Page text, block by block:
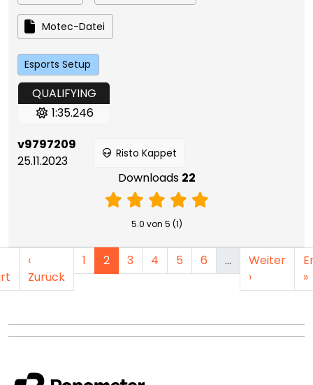
Motec-Datei
Esports Setup
QUALIFYING
1:35.246
v9797209
25.11.2023
Risto Kappet
Downloads 22
5.0 von 5 (1)
‹
Zurück
1 2 3 4 5 6 …
Weiter
›
»